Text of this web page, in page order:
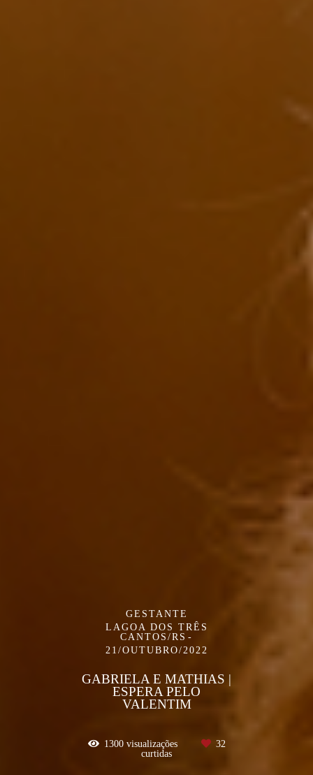
GESTANTE
LAGOA DOS TRÊS
CANTOS/RS
21/OUTUBRO/2022
GABRIELA E MATHIAS |
ESPERA PELO
VALENTIM
1300visualizações
32
curtidas